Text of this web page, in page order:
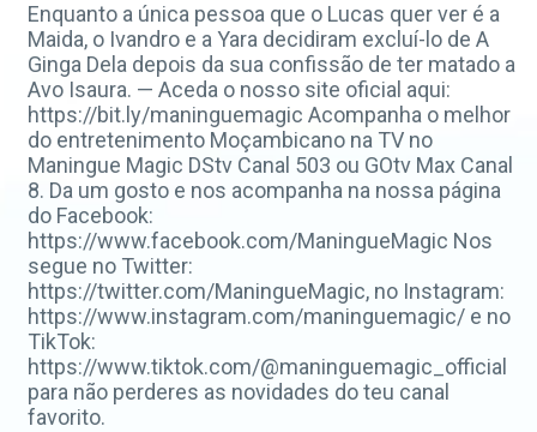
Enquanto a única pessoa que o Lucas quer ver é a
Maida, o Ivandro e a Yara decidiram excluí-lo de A
Ginga Dela depois da sua confissão de ter matado a
Avo Isaura. — Aceda o nosso site oficial aqui:
https://bit.ly/maninguemagic Acompanha o melhor
do entretenimento Moçambicano na TV no
Maningue Magic DStv Canal 503 ou GOtv Max Canal
8. Da um gosto e nos acompanha na nossa página
do Facebook:
https://www.facebook.com/ManingueMagic Nos
segue no Twitter:
https://twitter.com/ManingueMagic, no Instagram:
https://www.instagram.com/maninguemagic/ e no
TikTok:
https://www.tiktok.com/@maninguemagic_official
para não perderes as novidades do teu canal
favorito.